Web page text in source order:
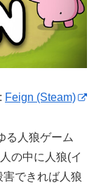
Feign (Steam)
る人狼ゲーム
の中に人狼(イ
できれば人狼